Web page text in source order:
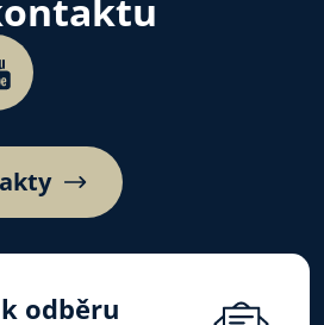
odběru